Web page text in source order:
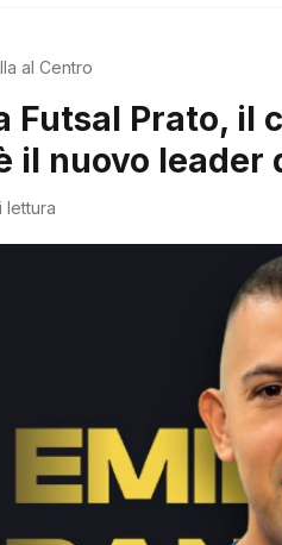
al Centro
il colpo
bomber
lettura